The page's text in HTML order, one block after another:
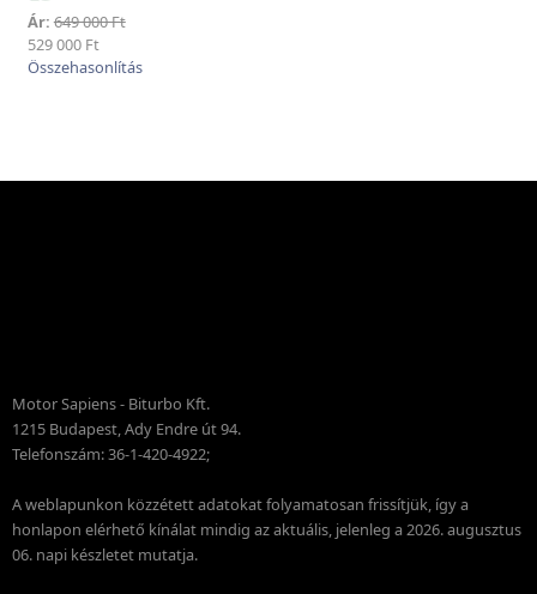
Ár: 649 000 Ft
529 000 Ft
Motor Sapiens - Biturbo Kft.
1215 Budapest, Ady Endre út 94.
Telefonszám: 36-1-420-4922;
A weblapunkon közzétett adatokat folyamatosan frissítjük, így a
honlapon elérhető kínálat mindig az aktuális, jelenleg a 2026. augusztus
06. napi készletet mutatja.